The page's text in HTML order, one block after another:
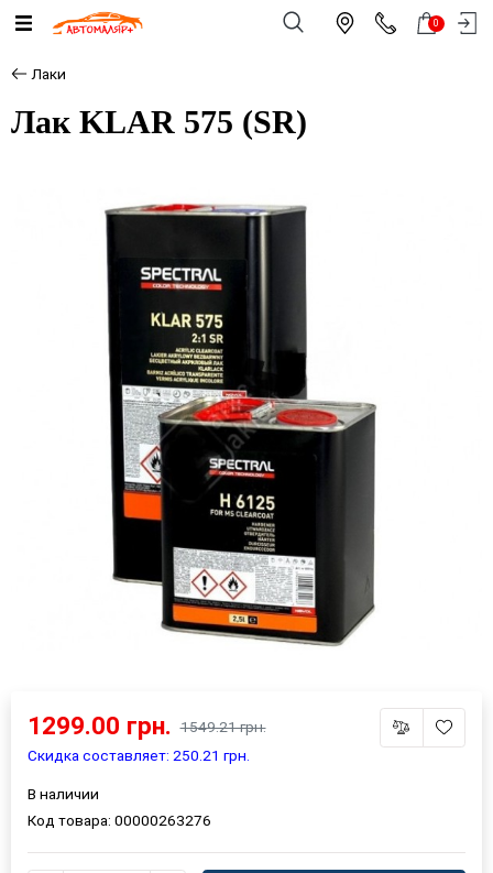
0
Лаки
Лак KLAR 575 (SR)
1299.00 грн. 1549.21 грн.
Скидка составляет: 250.21 грн.
В наличии
Код товара: 00000263276